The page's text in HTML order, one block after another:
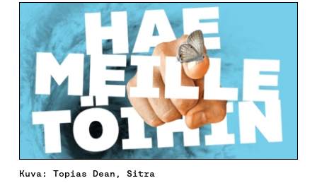
Kuva: Topias Dean, Sitra